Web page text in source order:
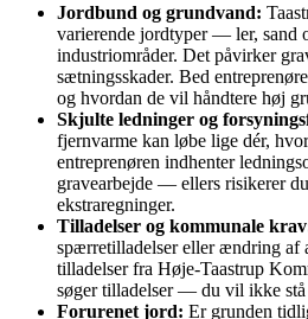
Jordbund og grundvand:
varierende jordtyper — ler, sand
industriområder. Det påvirker
sætningsskader. Bed
og hvordan de vil håndtere høj
Skjulte ledninger og
fjernvarme kan løbe lige dér,
entreprenøren indhenter
gravearbejde — ellers risikerer
ekstraregninger.
Tilladelser og kommunale
spærretilladelser eller ændring af
tilladelser fra Høje-Taastrup
søger tilladelser — du vil ikke stå
Forurenet jord: Er grunden